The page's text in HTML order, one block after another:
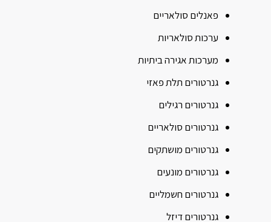
פאנלים סולאריים
ערכות סולאריות
מערכות אגירה ביתיות
גנרטורים תלת פאזי
גנרטורים רגילים
גנרטורים סולאריים
גנרטורים מושתקים
גנרטורים מונעים
גנרטורים חשמליים
גנרטורים דיזל